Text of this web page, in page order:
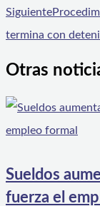
Siguiente
termina con
Otras
Sueldos
fuerza el